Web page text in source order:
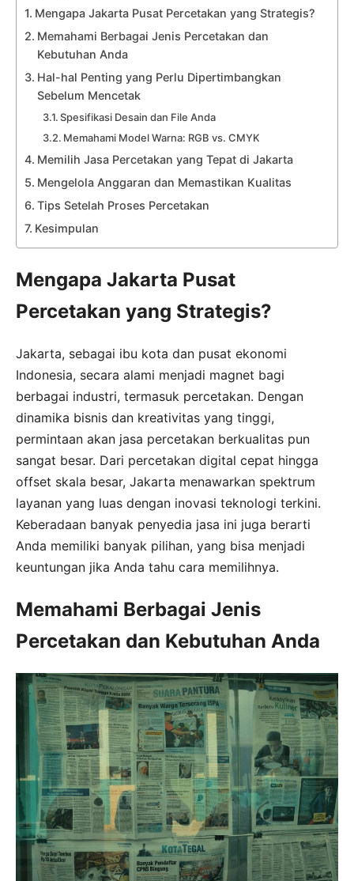
Mengapa Jakarta Pusat Percetakan yang Strategis?
Memahami Berbagai Jenis Percetakan dan
Kebutuhan Anda
Hal-hal Penting yang Perlu Dipertimbangkan
Sebelum Mencetak
Spesifikasi Desain dan File Anda
Memahami Model Warna: RGB vs. CMYK
Memilih Jasa Percetakan yang Tepat di Jakarta
Mengelola Anggaran dan Memastikan Kualitas
Tips Setelah Proses Percetakan
Kesimpulan
Mengapa Jakarta Pusat
Percetakan yang Strategis?
Jakarta, sebagai ibu kota dan pusat ekonomi
Indonesia, secara alami menjadi magnet bagi
berbagai industri, termasuk percetakan. Dengan
dinamika bisnis dan kreativitas yang tinggi,
permintaan akan jasa percetakan berkualitas pun
sangat besar. Dari percetakan digital cepat hingga
offset skala besar, Jakarta menawarkan spektrum
layanan yang luas dengan inovasi teknologi terkini.
Keberadaan banyak penyedia jasa ini juga berarti
Anda memiliki banyak pilihan, yang bisa menjadi
keuntungan jika Anda tahu cara memilihnya.
Memahami Berbagai Jenis
Percetakan dan Kebutuhan Anda